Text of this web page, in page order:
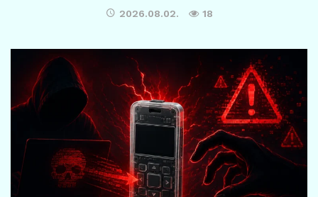
2026.08.02. 18